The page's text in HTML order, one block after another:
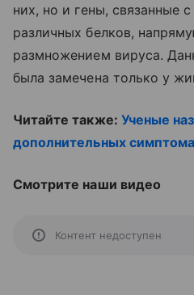
них, но и гены, связанные
различных белков,
размножением вируса.
была замечена только у
Читайте также: Ученые
дополнительных
Смотрите наши видео
Контент недоступен